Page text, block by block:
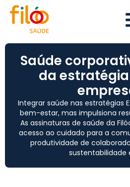
Saúde
da estratégia
Integrar saúde nas estratégias
bem-estar, mas impulsiona
As assinaturas de saúde da
acesso ao cuidado para a
produtividade de
sustentabilidade